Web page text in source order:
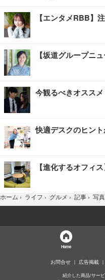
【エンタメRBB】
【坂道グループニ
今観るべきオススメ
快適デスクのヒン
【進化するオフィス
ホーム › ライフ › グルメ › 記事 › 写
Home
お問合せ 広告掲載
紹介した商品/サー